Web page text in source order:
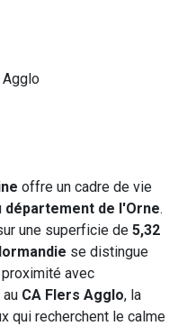
Agglo
offre un cadre de vie
département de l'Orne.
une superficie de 5,32
se distingue
avec
CA Flers Agglo, la
qui recherchent le calme